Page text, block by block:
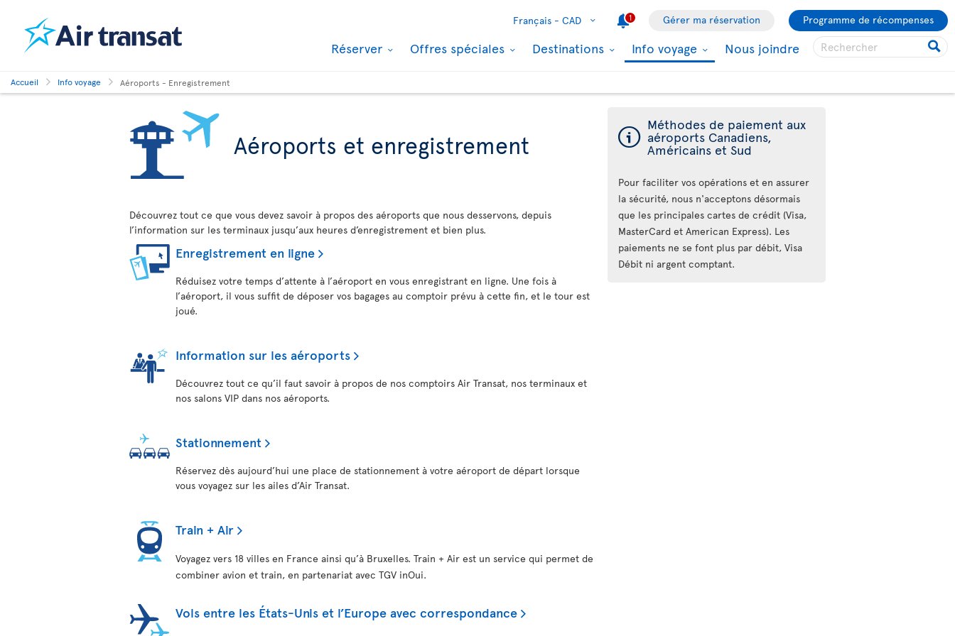
Français - CAD 1 Gérer ma réservation Programme de récompenses
Réserver Offres spéciales Destinations Info voyage Nous joindre
Accueil Info voyage Aéroports - Enregistrement
Aéroports et enregistrement
Découvrez tout ce que vous devez savoir à propos des aéroports que nous desservons, depuis
l’information sur les terminaux jusqu’aux heures d’enregistrement et bien plus.
Enregistrement en ligne
Réduisez votre temps d’attente à l’aéroport en vous enregistrant en ligne. Une fois à
l’aéroport, il vous suffit de déposer vos bagages au comptoir prévu à cette fin, et le tour est
joué.
Information sur les aéroports
Découvrez tout ce qu’il faut savoir à propos de nos comptoirs Air Transat, nos terminaux et
nos salons VIP dans nos aéroports.
Stationnement
Réservez dès aujourd’hui une place de stationnement à votre aéroport de départ lorsque
vous voyagez sur les ailes d’Air Transat.
Train + Air
Voyagez vers 18 villes en France ainsi qu’à Bruxelles. Train + Air est un service qui permet de
combiner avion et train, en partenariat avec TGV inOui.
Vols entre les États-Unis et l’Europe avec correspondance
ý Méthodes de paiement aux
aéroports Canadiens,
Américains et Sud
Pour faciliter vos opérations et en assurer
la sécurité, nous n'acceptons désormais
que les principales cartes de crédit (Visa,
MasterCard et American Express). Les
paiements ne se font plus par débit, Visa
Débit ni argent comptant.